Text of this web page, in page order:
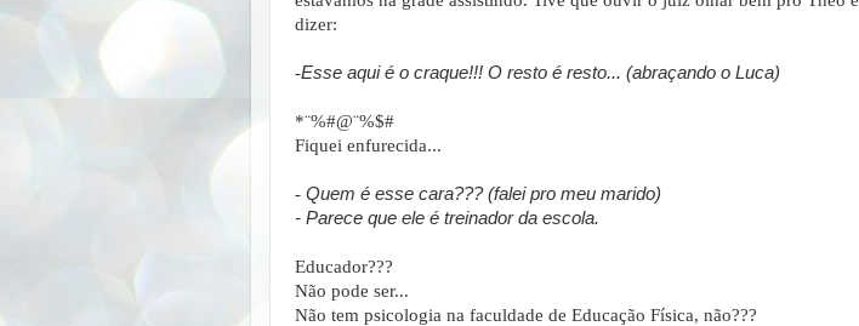
dizer:
-Esse aqui é o craque!!! O resto é resto... (abraçando o Luca)
*¨%#@¨%$#
Fiquei enfurecida...
- Quem é esse cara??? (falei pro meu marido)
- Parece que ele é treinador da escola.
Educador???
Não pode ser...
Não tem psicologia na faculdade de Educação Física, não???